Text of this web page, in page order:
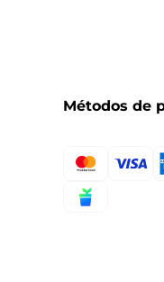
Métodos de